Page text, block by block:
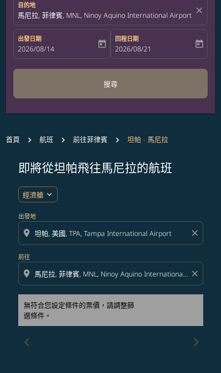
目的地
馬尼拉, 菲律賓, MNL, Ninoy Aquino International Airport close
出發日期
fc-booking-departure-date-aria-label
2026/08/14 today
回程日期
fc-booking-return-date-aria-label
2026/08/21 today
搜尋
首頁 航班 前往菲律賓 坦帕 - 馬尼拉
即將從坦帕飛往馬尼拉的航班
經濟艙 expand_more
出發地
location_on close
前往
location_on close
無符合您設定條件的票價，請調整篩
選條件。
無符合您設定條件的票價，請調整篩選條件。
chevron_left chevron_right